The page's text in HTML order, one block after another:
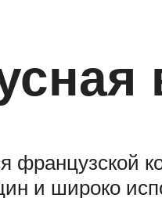
французской
и широко